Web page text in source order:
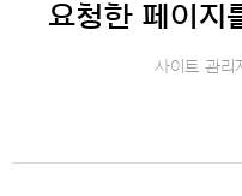
요청한 페이지
사이트 관리